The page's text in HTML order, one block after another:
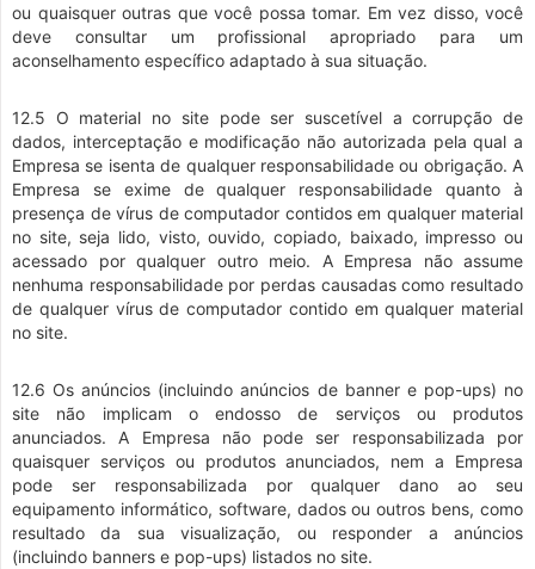
ou quaisquer outras que você possa tomar. Em vez disso, você
deve consultar um profissional apropriado para um
aconselhamento específico adaptado à sua situação.
12.5 O material no site pode ser suscetível a corrupção de
dados, interceptação e modificação não autorizada pela qual a
Empresa se isenta de qualquer responsabilidade ou obrigação. A
Empresa se exime de qualquer responsabilidade quanto à
presença de vírus de computador contidos em qualquer material
no site, seja lido, visto, ouvido, copiado, baixado, impresso ou
acessado por qualquer outro meio. A Empresa não assume
nenhuma responsabilidade por perdas causadas como resultado
de qualquer vírus de computador contido em qualquer material
no site.
12.6 Os anúncios (incluindo anúncios de banner e pop-ups) no
site não implicam o endosso de serviços ou produtos
anunciados. A Empresa não pode ser responsabilizada por
quaisquer serviços ou produtos anunciados, nem a Empresa
pode ser responsabilizada por qualquer dano ao seu
equipamento informático, software, dados ou outros bens, como
resultado da sua visualização, ou responder a anúncios
(incluindo banners e pop-ups) listados no site.